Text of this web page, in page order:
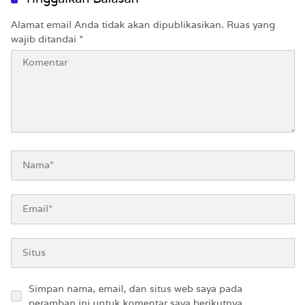
Alamat email Anda tidak akan dipublikasikan. Ruas yang
wajib ditandai *
Simpan nama, email, dan situs web saya pada